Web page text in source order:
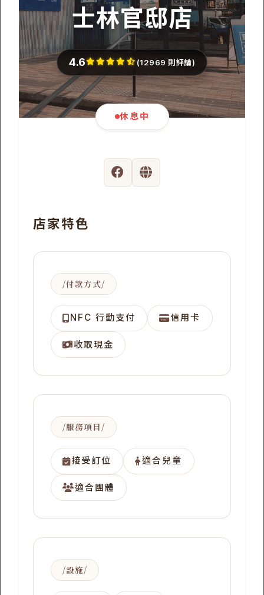
士林官邸店
4.6 (12969 則評論)
休息中
店家特色
付款方式
NFC 行動支付 信用卡
收取現金
服務項目
接受訂位 適合兒童
適合團體
設施